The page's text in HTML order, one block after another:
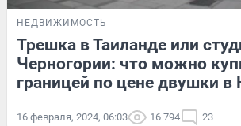
НЕДВИЖИМОСТЬ
Трешка в Таиланде или
Черногории: что можно
границей по цене двушки в
16 февраля, 2024, 06:03 16 794 23